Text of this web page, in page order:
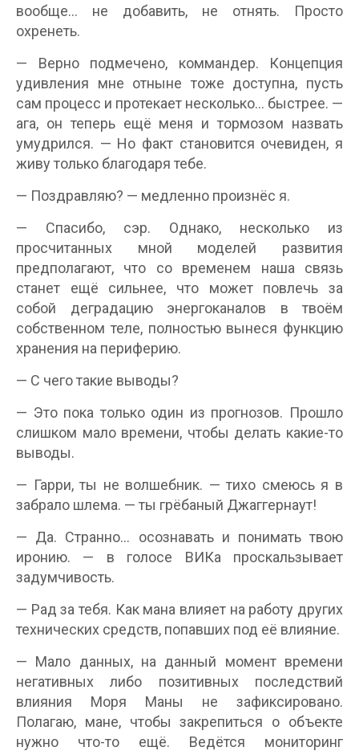
вообще… не добавить, не отнять. Просто
охренеть.
— Верно подмечено, коммандер. Концепция
удивления мне отныне тоже доступна, пусть
сам процесс и протекает несколько… быстрее. —
ага, он теперь ещё меня и тормозом назвать
умудрился. — Но факт становится очевиден, я
живу только благодаря тебе.
— Поздравляю? — медленно произнёс я.
— Спасибо, сэр. Однако, несколько из
просчитанных мной моделей развития
предполагают, что со временем наша связь
станет ещё сильнее, что может повлечь за
собой деградацию энергоканалов в твоём
собственном теле, полностью вынеся функцию
хранения на периферию.
— С чего такие выводы?
— Это пока только один из прогнозов. Прошло
слишком мало времени, чтобы делать какие-то
выводы.
— Гарри, ты не волшебник. — тихо смеюсь я в
забрало шлема. — ты грёбаный Джаггернаут!
— Да. Странно… осознавать и понимать твою
иронию. — в голосе ВИКа проскальзывает
задумчивость.
— Рад за тебя. Как мана влияет на работу других
технических средств, попавших под её влияние.
— Мало данных, на данный момент времени
негативных либо позитивных последствий
влияния Моря Маны не зафиксировано.
Полагаю, мане, чтобы закрепиться о объекте
нужно что-то ещё. Ведётся мониторинг